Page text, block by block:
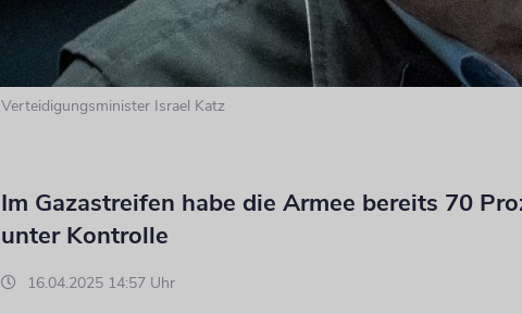
Verteidigungsminister Israel Katz
Im Gazastreifen habe die Armee bereits 70
unter Kontrolle
16.04.2025 14:57 Uhr